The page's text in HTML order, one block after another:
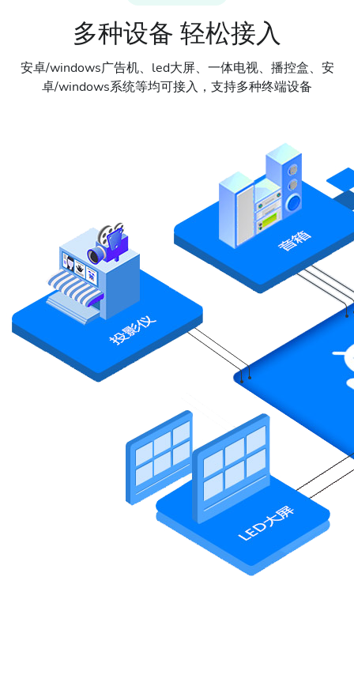
多种设备 轻松接入
安卓/windows广告机、led大屏、一体电视、播控盒、安
卓/windows系统等均可接入，支持多种终端设备